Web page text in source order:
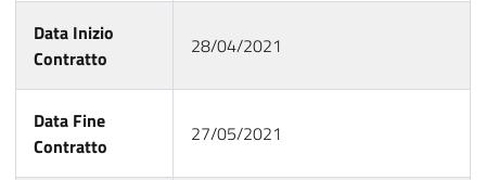
Data Inizio
Contratto
28/04/2021
Data Fine
Contratto
27/05/2021